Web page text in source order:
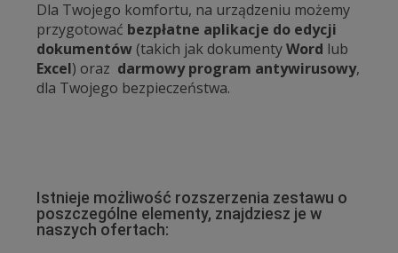
Dla Twojego komfortu, na urządzeniu możemy
przygotować bezpłatne aplikacje do edycji
dokumentów (takich jak dokumentyWord lub
Excel) oraz darmowy program antywirusowy,
dla Twojego bezpieczeństwa.
Istnieje możliwość rozszerzenia zestawu o
poszczególne elementy, znajdziesz je w
naszych ofertach: